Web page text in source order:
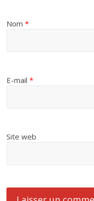
Nom*
E-mail*
Site web